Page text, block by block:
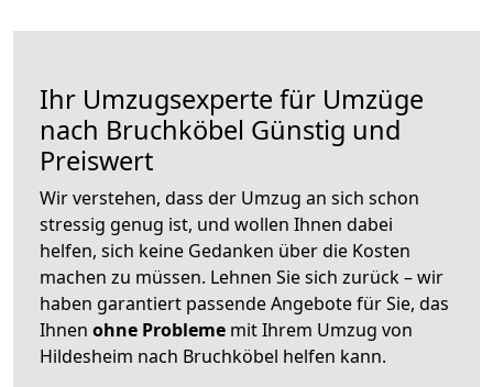
Ihr Umzugsexperte für Umzüge
nach Bruchköbel Günstig und
Preiswert
Wir verstehen, dass der Umzug an sich schon
stressig genug ist, und wollen Ihnen dabei
helfen, sich keine Gedanken über die Kosten
machen zu müssen. Lehnen Sie sich zurück – wir
haben garantiert passende Angebote für Sie, das
Ihnen ohne Probleme mit Ihrem Umzug von
Hildesheim nach Bruchköbel helfen kann.